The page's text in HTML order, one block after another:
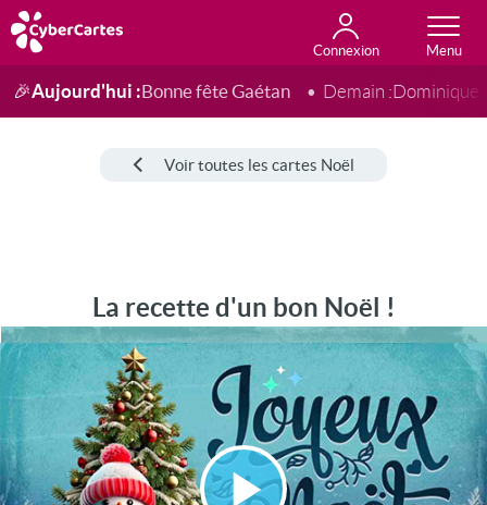
Connexion
Anniversaire
Fête du jour
Amour
Amitié
Merci
Toutes les cartes
🎉Aujourd'hui :Bonne fête Gaétan Demain :Dominique
Voir toutes les cartes Noël
La recette d'un bon Noël !